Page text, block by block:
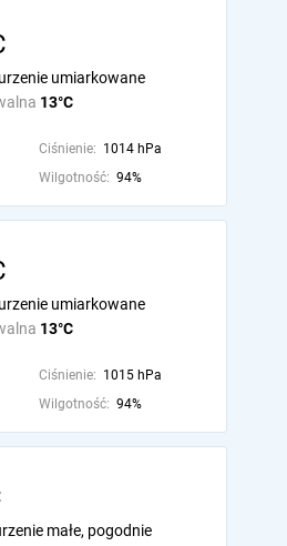
13°C
umiarkowane
Ciśnienie: 1014 hPa
Wilgotność: 94%
13°C
umiarkowane
Ciśnienie: 1015 hPa
Wilgotność: 94%
małe, pogodnie